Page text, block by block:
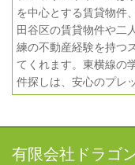
を中心とする賃貸物件
田谷区の賃貸物件や二
練の不動産経験を持つ
てくれます。東横線の
件探しは、安心のプレ
有限会社ドラゴ